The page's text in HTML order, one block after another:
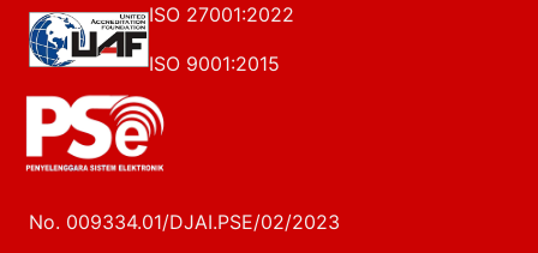
ISO 27001:2022
ISO 9001:2015
No. 009334.01/DJAI.PSE/02/2023